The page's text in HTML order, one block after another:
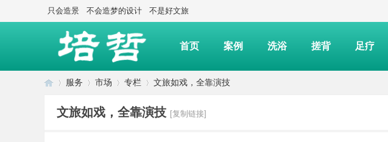
只会造景 不会造梦的设计 不是好文旅
首页 案例 洗浴 搓背 足疗
服务 市场 专栏 文旅如戏，全靠演技
文旅如戏，全靠演技 [复制链接]